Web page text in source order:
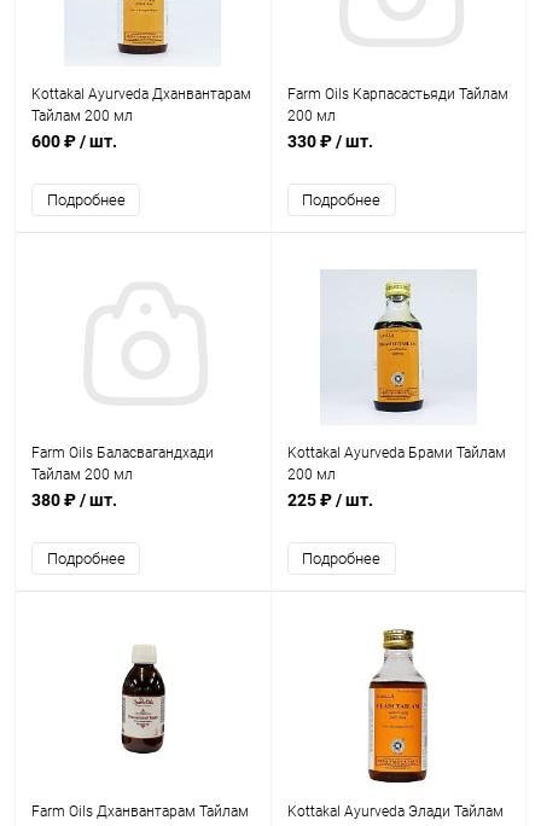
Kottakal Ayurveda Дханвантарам
Тайлам 200 мл
600 ₽/ шт.
Подробнее
Farm Oils Карпасастьяди Тайлам
200 мл
330 ₽/ шт.
Подробнее
Farm Oils Баласвагандхади
Тайлам 200 мл
380 ₽/ шт.
Подробнее
Kottakal Ayurveda Брами Тайлам
200 мл
225 ₽/ шт.
Подробнее
Farm Oils Дханвантарам Тайлам
Kottakal Ayurveda Элади Тайлам